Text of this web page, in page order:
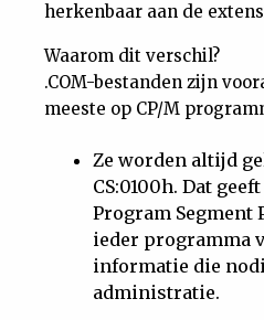
herkenbaar aan de
Waarom dit verschil?
.COM-bestanden zijn
meeste op CP/M
Ze worden altijd
CS:0100h. Dat
Program Segment
ieder programma
informatie die
administratie.